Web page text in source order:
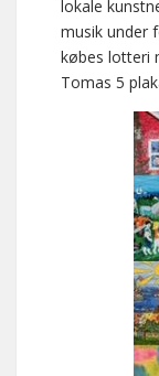
lokale
musik under
købes lotteri
Tomas 5